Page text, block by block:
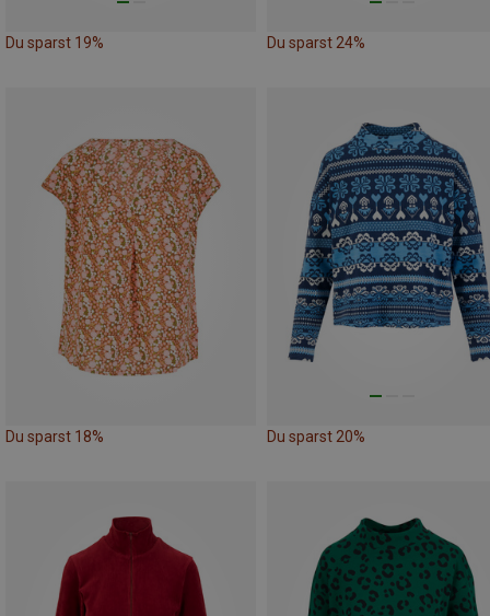
Du sparst 19% Du sparst 24%
Du sparst 18% Du sparst 20%